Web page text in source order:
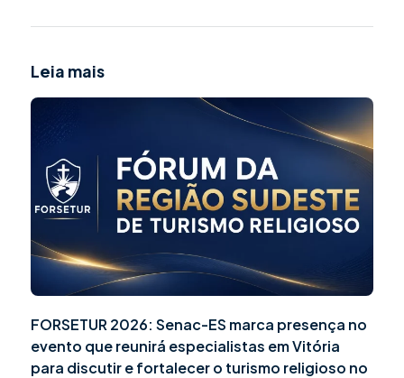
Leia mais
FORSETUR 2026: Senac-ES marca presença no
evento que reunirá especialistas em Vitória
para discutir e fortalecer o turismo religioso no